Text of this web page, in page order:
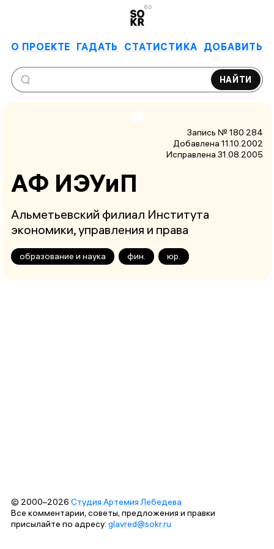
6.0
О ПРОЕКТЕ ГАДАТЬ СТАТИСТИКА ДОБАВИТЬ
НАЙТИ
Запись № 180 284
Добавлена 11.10.2002
Исправлена 31.08.2005
АФ ИЭУ­иП
Альметьевский филиал Института
экономики, управления и права
образование и наука фин. юр.
© 2000–2026 Студия Артемия Лебедева
Все комментарии, советы, предложения и правки
присылайте по адресу: glavred@sokr.ru